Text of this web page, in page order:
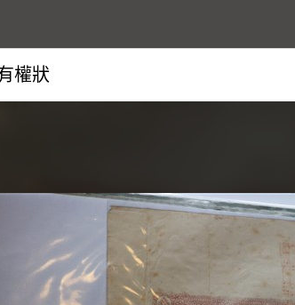
權狀